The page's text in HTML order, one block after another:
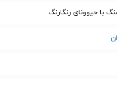
با حیوونای رنگارنگ